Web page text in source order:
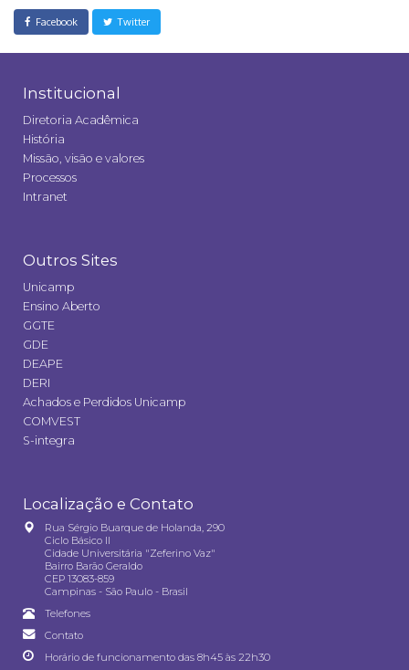
Facebook Twitter
Institucional
Diretoria Acadêmica
História
Missão, visão e valores
Processos
Intranet
Outros Sites
Unicamp
Ensino Aberto
GGTE
GDE
DEAPE
DERI
Achados e Perdidos Unicamp
COMVEST
S-integra
Localização e Contato
Rua Sérgio Buarque de Holanda, 290
Ciclo Básico II
Cidade Universitária "Zeferino Vaz"
Bairro Barão Geraldo
CEP 13083-859
Campinas - São Paulo - Brasil
Telefones
Contato
Horário de funcionamento das 8h45 às 22h30